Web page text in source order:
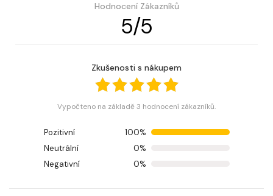
Hodnocení Zákazníků
5/5
Zkušenosti s nákupem
Vypočteno na základě 3 hodnocení zákazníků.
Pozitivní
100%
Neutrální
0%
Negativní
0%